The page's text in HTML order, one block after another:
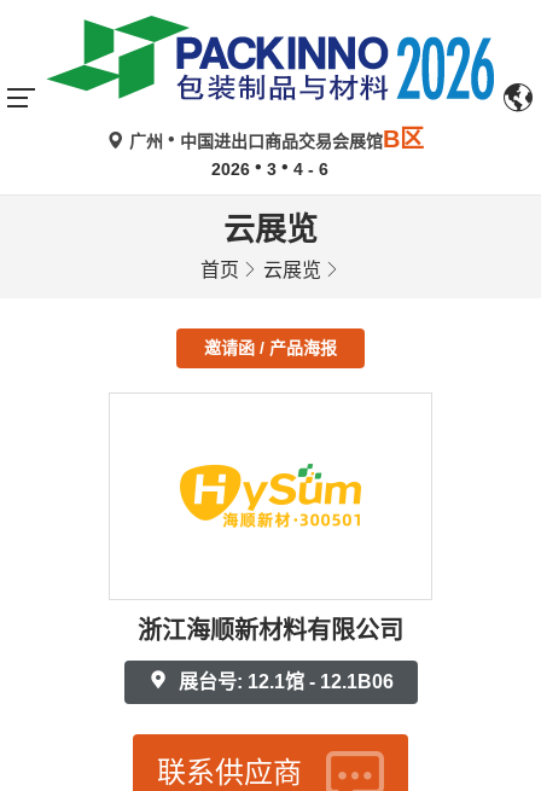
广州 中国进出口商品交易会展馆B区
2026 3 4 - 6
云展览
首页 云展览
邀请函 / 产品海报
浙江海顺新材料有限公司
展台号: 12.1馆 - 12.1B06
联系供应商